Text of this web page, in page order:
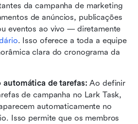
da campanha de marketing
de anúncios, publicações
eventos ao vivo — diretamente
. Isso oferece a toda a equipe
clara do cronograma da
automática de tarefas: Ao definir
de campanha no Lark Task,
automaticamente no
Isso permite que os membros